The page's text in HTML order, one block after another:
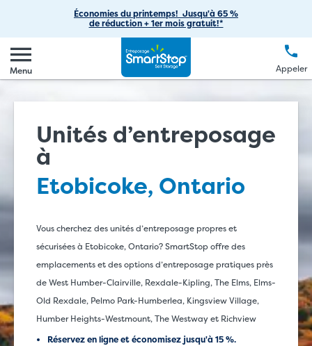
Passer
au
contenu
principal
Économies du printemps! Jusqu'à 65 %
de réduction + 1er mois gratuit!*
Menu Appeler
Entreposage de voitures
Entreposage de VR
Entreposage de bateaux
Espaces de bureau
Options de solutions
Fournitures de déménagement
Astuces de déménagement
FAQ
Nous contacter
Notre entreprise
Carrières
Notre blogue
Contributions sociales
Initiatives environnementales
Commandites
Acquisition d’entreposage libre-service
Relations avec les investisseurs
Gestion de l'entreposage libre-service par des tiers
Se connecter
Créer un compte
(888) 977-8672
Langue FR
Unités d’entreposage
à
Etobicoke, Ontario
Vous cherchez des unités d’entreposage propres et
sécurisées à Etobicoke, Ontario? SmartStop offre des
emplacements et des options d’entreposage pratiques près
de West Humber-Clairville, Rexdale-Kipling, The Elms, Elms-
Old Rexdale, Pelmo Park-Humberlea, Kingsview Village,
Humber Heights-Westmount, The Westway et Richview
Réservez en ligne et économisez jusqu'à 15 %.